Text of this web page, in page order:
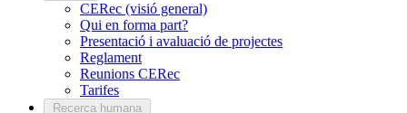
CERec (visió general)
Qui en forma part?
Presentació i avaluació de projectes
Reglament
Reunions CERec
Tarifes
Recerca humana